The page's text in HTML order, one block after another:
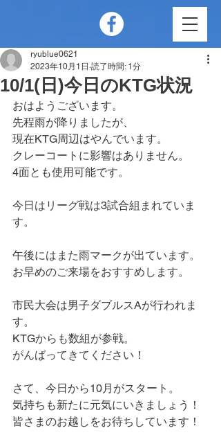
10/1(日)今日のKTG状況
ryublue0621
2023年10月1日 読了時間: 1分
おはようございます。
先程雨が降りましたが、
現在KTG周辺はやんでいます。
クレーコートに影響はありません。
4面とも使用可能です。
今日はリーグ戦は3試合組まれていま
す。
午後にはまた雨マークが出ています。
お早めのご来場をおすすめします。
市民大会は男子ダブルスAが行われま
す。
KTGからも数組が参戦。
がんばってきてください！
さて、今日から10月がスタート。
気持ちも新たに元気にいきましょう！
皆さまのお越しをお待ちしています！